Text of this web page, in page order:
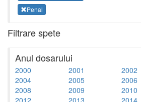
Penal
Filtrare spete
Anul dosarului
2000 2001 2002
2004
2005 2006
2008
2009 2010
2012
2013 2014